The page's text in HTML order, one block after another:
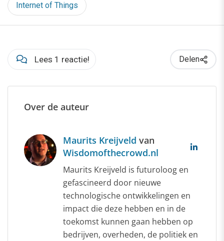
Internet of Things
Lees 1 reactie! Delen
Over de auteur
Maurits Kreijveld van
Wisdomofthecrowd.nl
Maurits Kreijveld is futuroloog en
gefascineerd door nieuwe
technologische ontwikkelingen en
impact die deze hebben en in de
toekomst kunnen gaan hebben op
bedrijven, overheden, de politiek en